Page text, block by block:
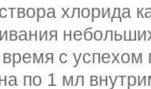
хлорида
с успехом
по 1 мл